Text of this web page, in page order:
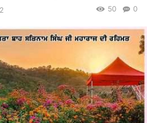
0
50